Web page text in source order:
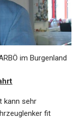
im Burgenland
kann sehr
fit